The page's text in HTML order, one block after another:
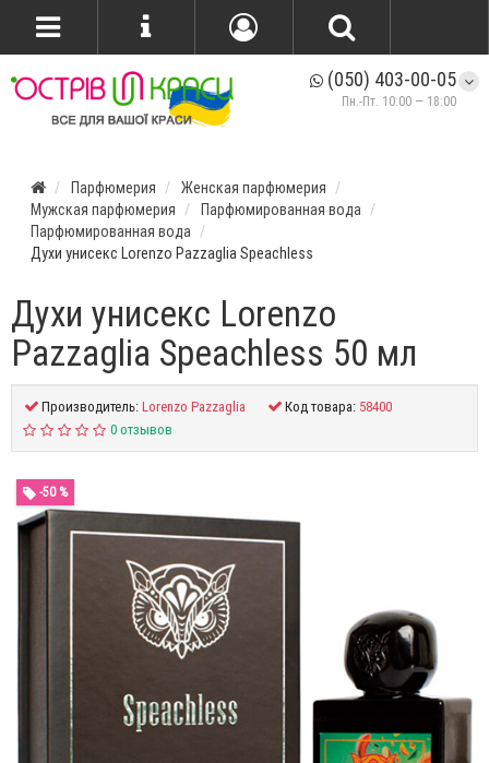
(050) 403-00-05
Пн.-Пт. 10:00 — 18:00
Парфюмерия
Женская парфюмерия
Мужская парфюмерия
Парфюмированная вода
Парфюмированная вода
Духи унисекс Lorenzo Pazzaglia Speachless
Духи унисекс Lorenzo
Pazzaglia Speachless 50 мл
Производитель:Lorenzo Pazzaglia Код товара: 58400
0 отзывов
-50 %